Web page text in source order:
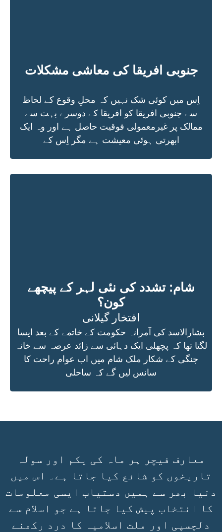
جنوبی افریقا کی معاشی مشکلات
اِس میں کوئی شک نہیں کہ محلِ وقوع کے لحاظ
سے جنوبی افریقا کو افریقا کے دوسرے بہت سے
ممالک پر غیرمعمولی فوقیت حاصل ہے اور وہ ایک
ابھرتی ہوئی معیشت ہے مگر اِس کے
شام: تشدد کی نئی لہر کے پیچھے
کون؟
افتخار گیلانی
بشارالاسد کی آمرانہ حکومت کے خاتمے کے بعد ایسا
لگتا تھا کہ پچھلی ایک دہائی سے زائد عرصہ سے خانہ
جنگی کے شکار ملک شام میں اب عوام راحت کا
سانس لیں گے کہ ساحلی
معارف فیچر ہر ماہ کی یکم اور سولہ
تاریخوں کو شائع کیا جاتا ہے۔ اس میں
دنیا بھر سے ہمیں دستیاب ایسی معلومات
کا انتخاب پیش کیا جاتا ہے جو اسلام سے
دلچسپی اور ملت اسلامیہ کا درد رکھنے